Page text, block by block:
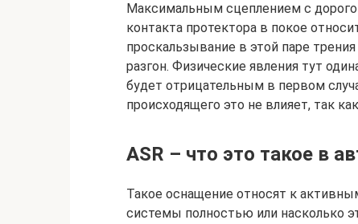
Максимальным сцеплением с
контакта протектора в покое
проскальзывание в этой паре
разгон. Физические явления тут
будет отрицательным в первом
происходящего это не влияет, так
ASR – что это такое в
Такое оснащение относят к
системы полностью или насколько